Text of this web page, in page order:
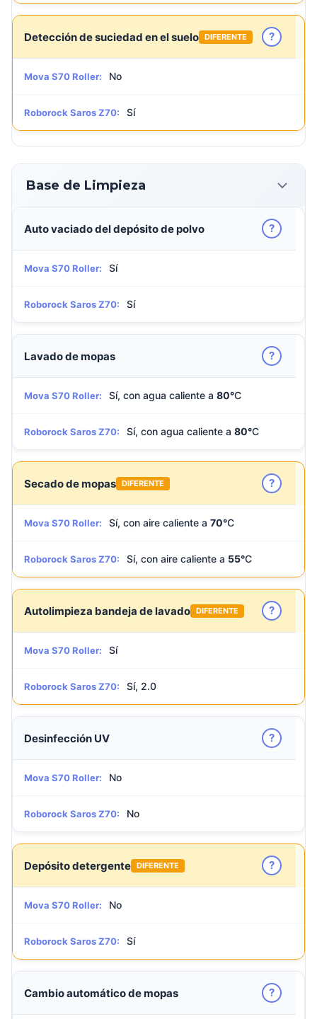
Detección de suciedad en el suelo DIFERENTE ?
Mova S70 Roller: No
Roborock Saros Z70: Sí
Base de Limpieza
Auto vaciado del depósito de polvo ?
Mova S70 Roller: Sí
Roborock Saros Z70: Sí
Lavado de mopas ?
Mova S70 Roller: Sí, con agua caliente a 80°C
Roborock Saros Z70: Sí, con agua caliente a 80°C
Secado de mopas DIFERENTE ?
Mova S70 Roller: Sí, con aire caliente a 70°C
Roborock Saros Z70: Sí, con aire caliente a 55°C
Autolimpieza bandeja de lavado DIFERENTE ?
Mova S70 Roller: Sí
Roborock Saros Z70: Sí, 2.0
Desinfección UV ?
Mova S70 Roller: No
Roborock Saros Z70: No
Depósito detergente DIFERENTE ?
Mova S70 Roller: No
Roborock Saros Z70: Sí
Cambio automático de mopas ?